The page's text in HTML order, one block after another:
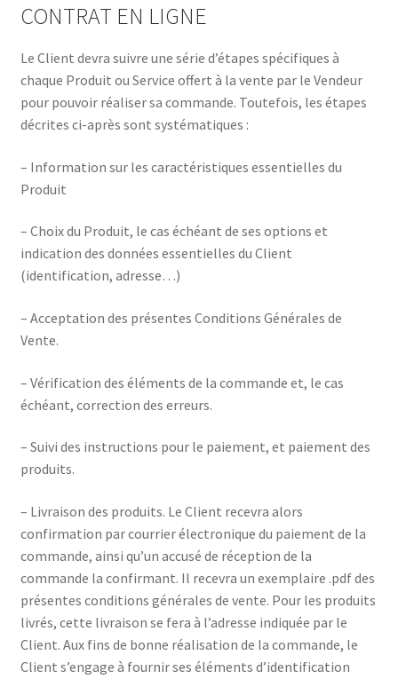
CONTRAT EN LIGNE
Le Client devra suivre une série d’étapes spécifiques à
chaque Produit ou Service offert à la vente par le Vendeur
pour pouvoir réaliser sa commande. Toutefois, les étapes
décrites ci-après sont systématiques :
– Information sur les caractéristiques essentielles du
Produit
– Choix du Produit, le cas échéant de ses options et
indication des données essentielles du Client
(identification, adresse…)
– Acceptation des présentes Conditions Générales de
Vente.
– Vérification des éléments de la commande et, le cas
échéant, correction des erreurs.
– Suivi des instructions pour le paiement, et paiement des
produits.
– Livraison des produits. Le Client recevra alors
confirmation par courrier électronique du paiement de la
commande, ainsi qu’un accusé de réception de la
commande la confirmant. Il recevra un exemplaire .pdf des
présentes conditions générales de vente. Pour les produits
livrés, cette livraison se fera à l’adresse indiquée par le
Client. Aux fins de bonne réalisation de la commande, le
Client s’engage à fournir ses éléments d’identification